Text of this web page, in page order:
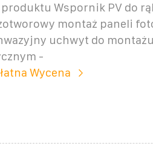
Wspornik PV do
montaż paneli
uchwyt do
-
Wycena